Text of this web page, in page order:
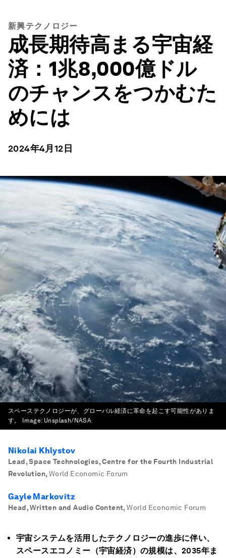
新興テクノロジー
成長期待高まる宇宙経
済：1兆8,000億ドル
のチャンスをつかむた
めには
2024年4月12日
スペーステクノロジーが、グローバル経済に革命を起こす可能性がありま
す。
Image: Unsplash/NASA
Nikolai Khlystov
Lead, Space Technologies, Centre for the Fourth Industrial
Revolution, World Economic Forum
Gayle Markovitz
Head, Written and Audio Content, World Economic Forum
宇宙システムを活用したテクノロジーの進歩に伴い、
スペースエコノミー（宇宙経済）の規模は、2035年ま